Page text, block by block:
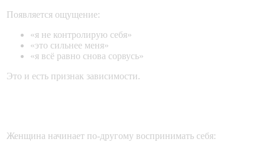
Появляется ощущение:
«я не контролирую себя»
«это сильнее меня»
«я всё равно снова сорвусь»
Это и есть признак зависимости.
Женщина начинает по-другому воспринимать себя: